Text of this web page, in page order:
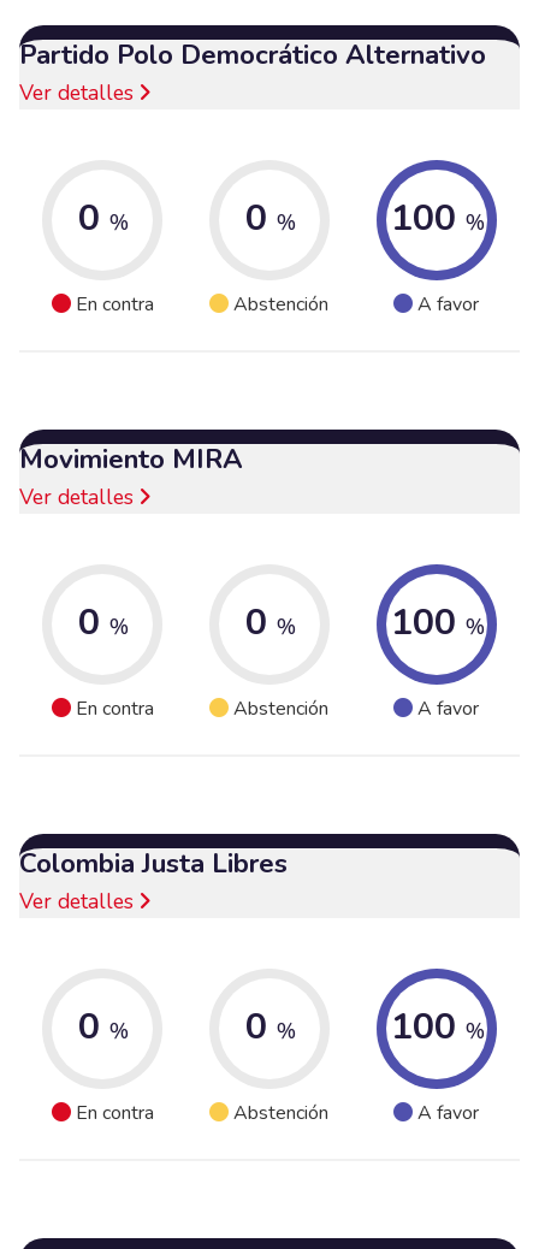
Partido Polo Democrático Alternativo
Ver detalles
0 %
En contra
0 %
Abstención
100 %
A favor
Movimiento MIRA
Ver detalles
0 %
En contra
0 %
Abstención
100 %
A favor
Colombia Justa Libres
Ver detalles
0 %
En contra
0 %
Abstención
100 %
A favor